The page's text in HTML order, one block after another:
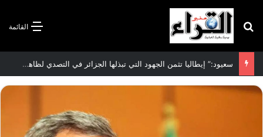
القائمة بحث عن
الاتفاقية الأممية بشأن تغير المناخ :الجزائر تودع مساهمتها الوطنية المحددة لسنة 2026